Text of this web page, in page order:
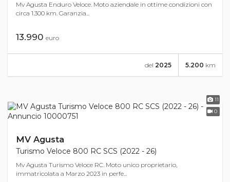
Mv Agusta Enduro Veloce. Moto aziendale in ottime condizioni con
circa 1.300 km. Garanzia...
13.990 euro
5.200 km
del 2025
11
0
MV Agusta
Turismo Veloce 800 RC SCS (2022 - 26)
Mv Agusta Turismo Veloce RC. Moto unico proprietario,
immatricolata a Marzo 2023 in perfe...